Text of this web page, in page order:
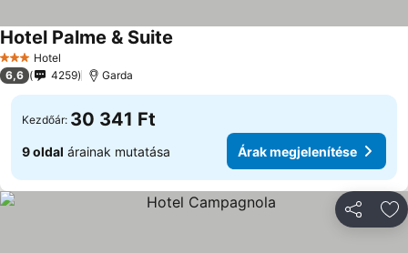
3 Kategória
Hotel
Hotel Palme & Suite
6,6 4259 Garda
Kezdőár: 30 341 Ft
9 oldal árainak mutatása Árak megjelenítése